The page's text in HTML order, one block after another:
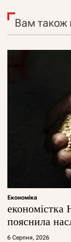
Вам також
Економіка
економістка
пояснила
6 Серпня, 2026